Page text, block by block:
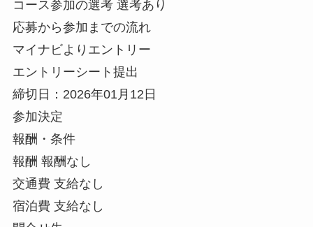
コース参加の選考 選考あり
応募から参加までの流れ
マイナビよりエントリー
エントリーシート提出
締切日：2026年01月12日
参加決定
報酬・条件
報酬 報酬なし
交通費 支給なし
宿泊費 支給なし